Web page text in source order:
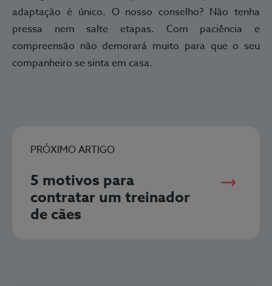
adaptação é único. O nosso conselho? Não tenha
pressa nem salte etapas. Com paciência e
compreensão não demorará muito para que o seu
companheiro se sinta em casa.
PRÓXIMO ARTIGO
5 motivos para
contratar um treinador
de cães